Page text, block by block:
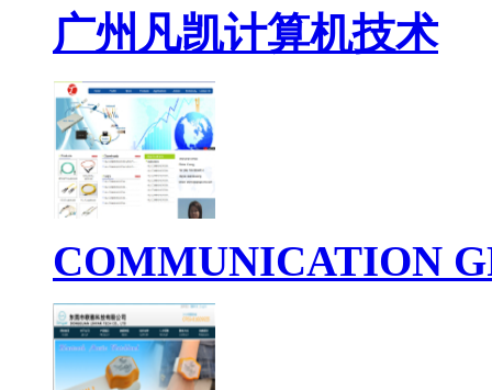
广州凡凯计算机技术
COMMUNICATION